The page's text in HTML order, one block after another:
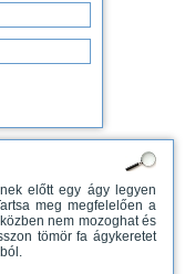
előtt egy ágy legyen
meg megfelelően a
nem mozoghat és
tömör fa ágykeretet